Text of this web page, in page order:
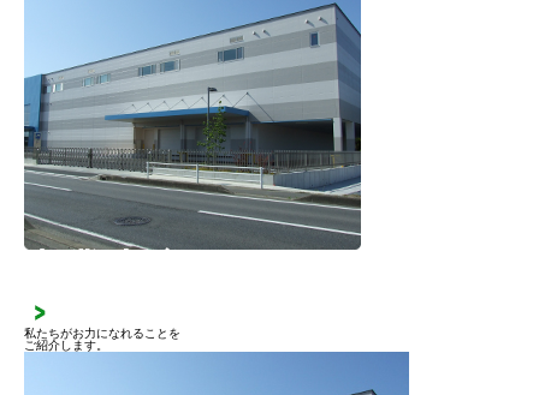
私たちがお力になれることを
ご紹介します。